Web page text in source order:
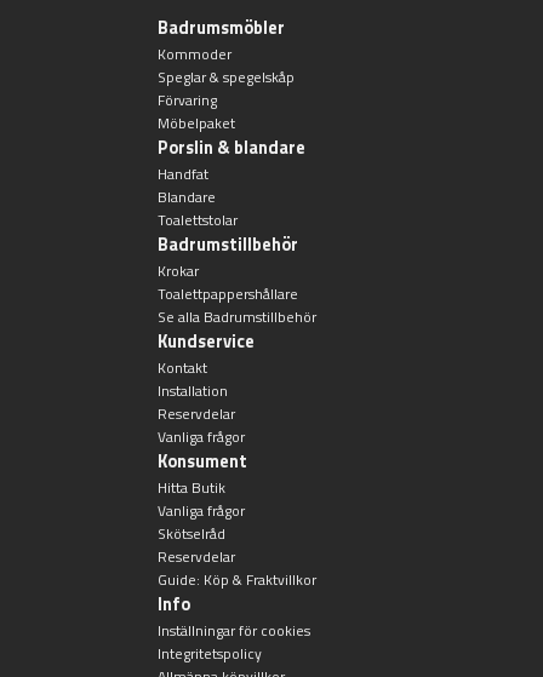
Badrumsmöbler
Kommoder
Speglar & spegelskåp
Förvaring
Möbelpaket
Porslin & blandare
Handfat
Blandare
Toalettstolar
Badrumstillbehör
Krokar
Toalettpappershållare
Se alla Badrumstillbehör
Kundservice
Kontakt
Installation
Reservdelar
Vanliga frågor
Konsument
Hitta Butik
Vanliga frågor
Skötselråd
Reservdelar
Guide: Köp & Fraktvillkor
Info
Inställningar för cookies
Integritetspolicy